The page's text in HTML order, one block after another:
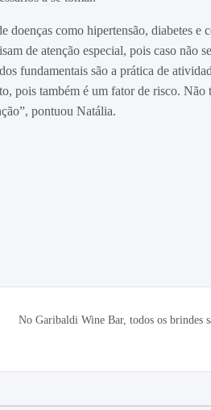
como hipertensão, diabetes e
de atenção especial, pois caso não
fundamentais são a prática de
pois também é um fator de risco. Não
pontuou Natália.
No Garibaldi Wine Bar, todos os brindes